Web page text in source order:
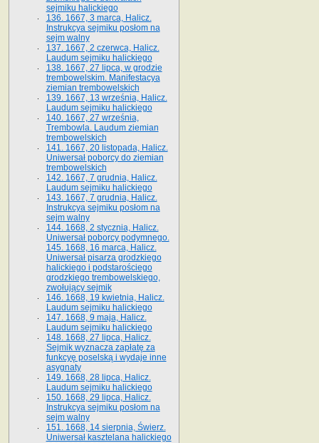
sejmiku halickiego
136. 1667, 3 marca, Halicz.
Instrukcya sejmiku posłom na
sejm walny
137. 1667, 2 czerwca, Halicz.
Laudum sejmiku halickiego
138. 1667, 27 lipca, w grodzie
trembowelskim. Manifestacya
ziemian trembowelskich
139. 1667, 13 września, Halicz.
Laudum sejmiku halickiego
140. 1667, 27 września,
Trembowla. Laudum ziemian
trembowelskich
141. 1667, 20 listopada, Halicz.
Uniwersał poborcy do ziemian
trembowelskich
142. 1667, 7 grudnia, Halicz.
Laudum sejmiku halickiego
143. 1667, 7 grudnia, Halicz.
Instrukcya sejmiku posłom na
sejm walny
144. 1668, 2 stycznia, Halicz.
Uniwersał poborcy podymnego.
145. 1668, 16 marca, Halicz.
Uniwersał pisarza grodzkiego
halickiego i podstarościego
grodzkiego trembowelskiego,
zwołujący sejmik
146. 1668, 19 kwietnia, Halicz.
Laudum sejmiku halickiego
147. 1668, 9 maja, Halicz.
Laudum sejmiku halickiego
148. 1668, 27 lipca, Halicz.
Sejmik wyznacza zapłatę za
funkcyę poselską i wydaje inne
asygnaty
149. 1668, 28 lipca, Halicz.
Laudum sejmiku halickiego
150. 1668, 29 lipca, Halicz.
Instrukcya sejmiku posłom na
sejm walny
151. 1668, 14 sierpnia, Świerz.
Uniwersał kasztelana halickiego